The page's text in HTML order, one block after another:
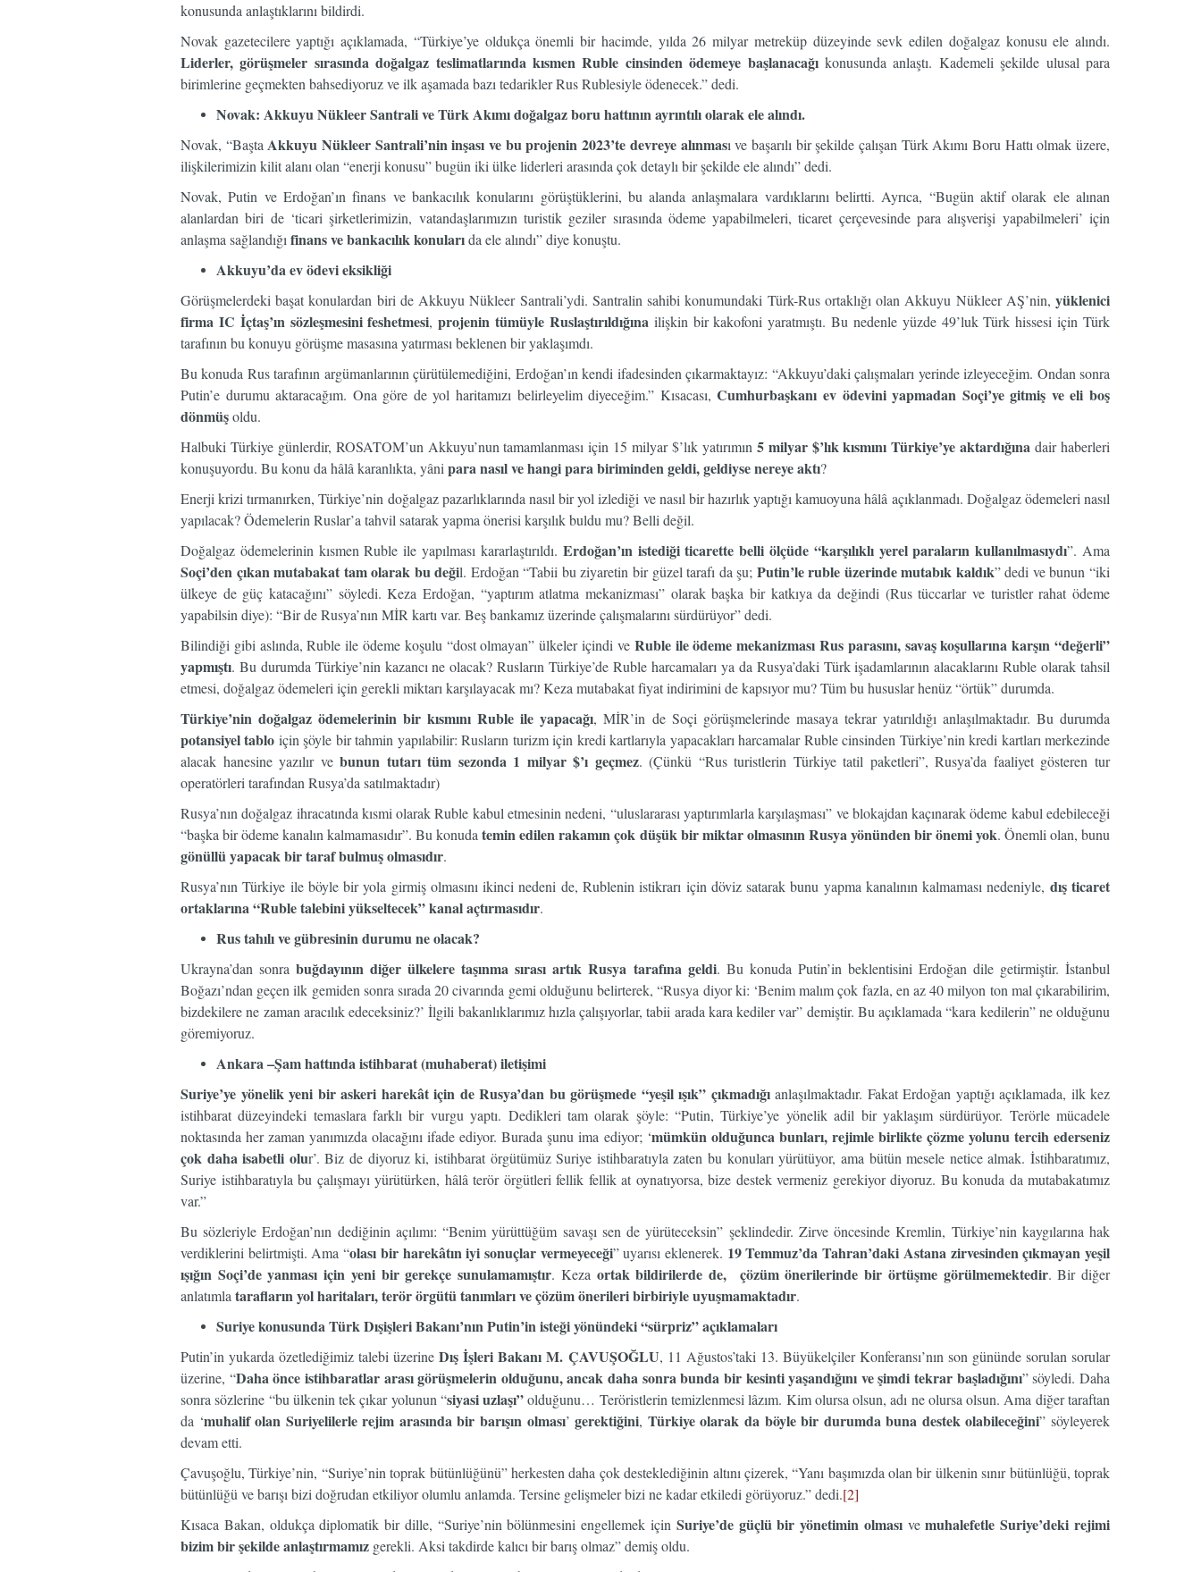
konusunda anlaştıklarını bildirdi.
Novak gazetecilere yaptığı açıklamada, “Türkiye’ye oldukça önemli bir hacimde, yılda 26 milyar metreküp düzeyinde sevk edilen doğalgaz konusu ele alındı.
Liderler, görüşmeler sırasında doğalgaz teslimatlarında kısmen Ruble cinsinden ödemeye başlanacağıkonusunda anlaştı. Kademeli şekilde ulusal para
birimlerine geçmekten bahsediyoruz ve ilk aşamada bazı tedarikler Rus Rublesiyle ödenecek.” dedi.
Novak: Akkuyu Nükleer Santrali ve Türk Akımı doğalgaz boru hattının ayrıntılı olarak ele alındı.
Novak, “BaştaAkkuyu Nükleer Santrali’nin inşası ve bu projenin 2023’te devreye alınması ve başarılı bir şekilde çalışan Türk Akımı Boru Hattı olmak üzere,
ilişkilerimizin kilit alanı olan “enerji konusu” bugün iki ülke liderleri arasında çok detaylı bir şekilde ele alındı” dedi.
Novak, Putin ve Erdoğan’ın finans ve bankacılık konularını görüştüklerini, bu alanda anlaşmalara vardıklarını belirtti. Ayrıca, “Bugün aktif olarak ele alınan
alanlardan biri de ‘ticari şirketlerimizin, vatandaşlarımızın turistik geziler sırasında ödeme yapabilmeleri, ticaret çerçevesinde para alışverişi yapabilmeleri’ için
anlaşma sağlandığıfinans ve bankacılık konularıda ele alındı” diye konuştu.
Akkuyu’da ev ödevi eksikliği
Görüşmelerdeki başat konulardan biri de Akkuyu Nükleer Santrali’ydi. Santralin sahibi konumundaki Türk-Rus ortaklığı olan Akkuyu Nükleer AŞ’nin, yüklenici
firma IC İçtaş’ın sözleşmesini feshetmesi,projenin tümüyle Ruslaştırıldığınailişkin bir kakofoni yaratmıştı. Bu nedenle yüzde 49’luk Türk hissesi için Türk
tarafının bu konuyu görüşme masasına yatırması beklenen bir yaklaşımdı.
Bu konuda Rus tarafının argümanlarının çürütülemediğini, Erdoğan’ın kendi ifadesinden çıkarmaktayız: “Akkuyu’daki çalışmaları yerinde izleyeceğim. Ondan sonra
Putin’e durumu aktaracağım. Ona göre de yol haritamızı belirleyelim diyeceğim.” Kısacası,Cumhurbaşkanı ev ödevini yapmadan Soçi’ye gitmiş ve eli boş
dönmüşoldu.
Halbuki Türkiye günlerdir, ROSATOM’un Akkuyu’nun tamamlanması için 15 milyar $’lık yatırımın 5 milyar $’lık kısmını Türkiye’ye aktardığına dair haberleri
konuşuyordu. Bu konu da hâlâ karanlıkta, yânipara nasıl ve hangi para biriminden geldi, geldiyse nereye aktı?
Enerji krizi tırmanırken, Türkiye’nin doğalgaz pazarlıklarında nasıl bir yol izlediği ve nasıl bir hazırlık yaptığı kamuoyuna hâlâ açıklanmadı. Doğalgaz ödemeleri nasıl
yapılacak? Ödemelerin Ruslar’a tahvil satarak yapma önerisi karşılık buldu mu? Belli değil.
Doğalgaz ödemelerinin kısmen Ruble ile yapılması kararlaştırıldı. Erdoğan’ın istediği ticarette belli ölçüde “karşılıklı yerel paraların kullanılmasıydı”. Ama
Soçi’den çıkan mutabakat tam olarak bu değil. Erdoğan “Tabii bu ziyaretin bir güzel tarafı da şu; Putin’le ruble üzerinde mutabık kaldık” dedi ve bunun “iki
ülkeye de güç katacağını” söyledi. Keza Erdoğan, “yaptırım atlatma mekanizması” olarak başka bir katkıya da değindi (Rus tüccarlar ve turistler rahat ödeme
yapabilsin diye): “Bir de Rusya’nın MİR kartı var. Beş bankamız üzerinde çalışmalarını sürdürüyor” dedi.
Bilindiği gibi aslında, Ruble ile ödeme koşulu “dost olmayan” ülkeler içindi ve Ruble ile ödeme mekanizması Rus parasını, savaş koşullarına karşın “değerli”
yapmıştı. Bu durumda Türkiye’nin kazancı ne olacak? Rusların Türkiye’de Ruble harcamaları ya da Rusya’daki Türk işadamlarının alacaklarını Ruble olarak tahsil
etmesi, doğalgaz ödemeleri için gerekli miktarı karşılayacak mı? Keza mutabakat fiyat indirimini de kapsıyor mu? Tüm bu hususlar henüz “örtük” durumda.
Türkiye’nin doğalgaz ödemelerinin bir kısmını Ruble ile yapacağı, MİR’in de Soçi görüşmelerinde masaya tekrar yatırıldığı anlaşılmaktadır. Bu durumda
potansiyel tablo için şöyle bir tahmin yapılabilir: Rusların turizm için kredi kartlarıyla yapacakları harcamalar Ruble cinsinden Türkiye’nin kredi kartları merkezinde
alacak hanesine yazılır vebunun tutarı tüm sezonda 1 milyar $’ı geçmez. (Çünkü “Rus turistlerin Türkiye tatil paketleri”, Rusya’da faaliyet gösteren tur
operatörleri tarafından Rusya’da satılmaktadır)
Rusya’nın doğalgaz ihracatında kısmi olarak Ruble kabul etmesinin nedeni, “uluslararası yaptırımlarla karşılaşması” ve blokajdan kaçınarak ödeme kabul edebileceği
“başka bir ödeme kanalın kalmamasıdır”. Bu konudatemin edilen rakamın çok düşük bir miktar olmasının Rusya yönünden bir önemi yok. Önemli olan, bunu
gönüllü yapacak bir taraf bulmuş olmasıdır.
Rusya’nın Türkiye ile böyle bir yola girmiş olmasını ikinci nedeni de, Rublenin istikrarı için döviz satarak bunu yapma kanalının kalmaması nedeniyle, dış ticaret
ortaklarına “Ruble talebini yükseltecek” kanal açtırmasıdır.
Rus tahılı ve gübresinin durumu ne olacak?
Ukrayna’dan sonrabuğdayının diğer ülkelere taşınma sırası artık Rusya tarafına geldi. Bu konuda Putin’in beklentisini Erdoğan dile getirmiştir. İstanbul
Boğazı’ndan geçen ilk gemiden sonra sırada 20 civarında gemi olduğunu belirterek, “Rusya diyor ki: ‘Benim malım çok fazla, en az 40 milyon ton mal çıkarabilirim,
bizdekilere ne zaman aracılık edeceksiniz?’ İlgili bakanlıklarımız hızla çalışıyorlar, tabii arada kara kediler var” demiştir. Bu açıklamada “kara kedilerin” ne olduğunu
göremiyoruz.
Ankara –Şam hattında istihbarat (muhaberat) iletişimi
Suriye’ye yönelik yeni bir askeri harekât için de Rusya’dan bu görüşmede “yeşil ışık” çıkmadığıanlaşılmaktadır. Fakat Erdoğan yaptığı açıklamada, ilk kez
istihbarat düzeyindeki temaslara farklı bir vurgu yaptı. Dedikleri tam olarak şöyle: “Putin, Türkiye’ye yönelik adil bir yaklaşım sürdürüyor. Terörle mücadele
noktasında her zaman yanımızda olacağını ifade ediyor. Burada şunu ima ediyor; ‘mümkün olduğunca bunları, rejimle birlikte çözme yolunu tercih ederseniz
çok daha isabetli olur’. Biz de diyoruz ki, istihbarat örgütümüz Suriye istihbaratıyla zaten bu konuları yürütüyor, ama bütün mesele netice almak. İstihbaratımız,
Suriye istihbaratıyla bu çalışmayı yürütürken, hâlâ terör örgütleri fellik fellik at oynatıyorsa, bize destek vermeniz gerekiyor diyoruz. Bu konuda da mutabakatımız
var.”
Bu sözleriyle Erdoğan’nın dediğinin açılımı: “Benim yürüttüğüm savaşı sen de yürüteceksin” şeklindedir. Zirve öncesinde Kremlin, Türkiye’nin kaygılarına hak
verdiklerini belirtmişti. Ama “olası bir harekâtın iyi sonuçlar vermeyeceği” uyarısı eklenerek. 19 Temmuz’da Tahran’daki Astana zirvesinden çıkmayan yeşil
ışığın Soçi’de yanması için yeni bir gerekçe sunulamamıştır. Keza ortak bildirilerde de, çözüm önerilerinde bir örtüşme görülmemektedir. Bir diğer
anlatımlatarafların yol haritaları, terör örgütü tanımları ve çözüm önerileri birbiriyle uyuşmamaktadır.
Suriye konusunda Türk Dışişleri Bakanı’nın Putin’in isteği yönündeki “sürpriz” açıklamaları
Putin’in yukarda özetlediğimiz talebi üzerineDış İşleri Bakanı M. ÇAVUŞOĞLU, 11 Ağustos’taki 13. Büyükelçiler Konferansı’nın son gününde sorulan sorular
üzerine, “Daha önce istihbaratlar arası görüşmelerin olduğunu, ancak daha sonra bunda bir kesinti yaşandığını ve şimdi tekrar başladığını” söyledi. Daha
sonra sözlerine “bu ülkenin tek çıkar yolunun “siyasi uzlaşı”olduğunu… Teröristlerin temizlenmesi lâzım. Kim olursa olsun, adı ne olursa olsun. Ama diğer taraftan
da ‘muhalif olan Suriyelilerle rejim arasında bir barışın olması’ gerektiğini, Türkiye olarak da böyle bir durumda buna destek olabileceğini” söyleyerek
devam etti.
Çavuşoğlu, Türkiye’nin, “Suriye’nin toprak bütünlüğünü” herkesten daha çok desteklediğinin altını çizerek, “Yanı başımızda olan bir ülkenin sınır bütünlüğü, toprak
bütünlüğü ve barışı bizi doğrudan etkiliyor olumlu anlamda. Tersine gelişmeler bizi ne kadar etkiledi görüyoruz.” dedi.[2]
Kısaca Bakan, oldukça diplomatik bir dille, “Suriye’nin bölünmesini engellemek için Suriye’de güçlü bir yönetimin olmasıvemuhalefetle Suriye’deki rejimi
bizim bir şekilde anlaştırmamız gerekli. Aksi takdirde kalıcı bir barış olmaz” demiş oldu.